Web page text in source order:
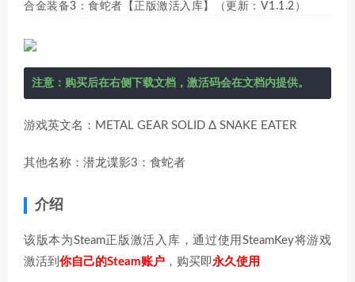
合金装备3：食蛇者【正版激活入库】（更新：V1.1.2）
注意：购买后在右侧下载文档，激活码会在文档内提供。
游戏英文名：METAL GEAR SOLID Δ SNAKE EATER
其他名称：潜龙谍影3：食蛇者
介绍
该版本为Steam正版激活入库，通过使用SteamKey将游戏
激活到 你自己的Steam账户 ，购买即永久使用